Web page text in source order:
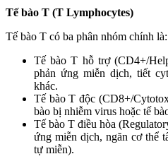
Tế bào T (T Lymphocytes)
Tế bào T có ba phân nhóm chính là:
Tế bào T hỗ trợ (CD4+/
phản ứng miễn dịch, tiết
khác.
Tế bào T độc (CD8+/
bào bị nhiễm virus hoặc tế
Tế bào T điều hòa
ứng miễn dịch, ngăn cơ thể
tự miễn).